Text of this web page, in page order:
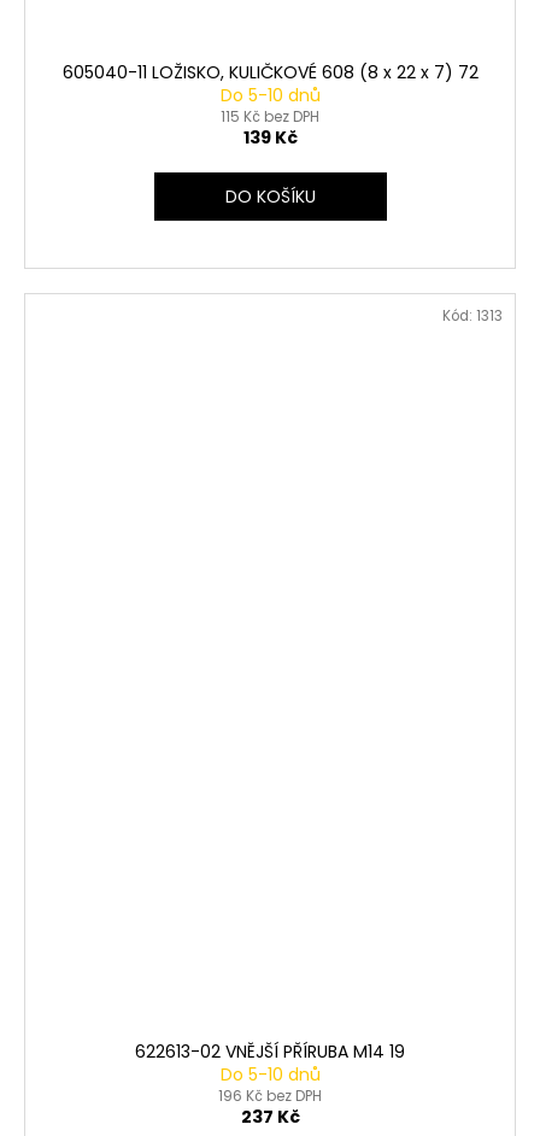
605040-11 LOŽISKO, KULIČKOVÉ 608 (8 x 22 x 7) 72
Do 5-10 dnů
115 Kč bez DPH
139 Kč
DO KOŠÍKU
622613-02 VNĚJŠÍ PŘÍRUBA M14 19
Do 5-10 dnů
196 Kč bez DPH
237 Kč
Kód: 1313